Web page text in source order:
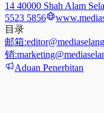
14 40000 Shah Alam
5523 5856
目录
邮箱:
销:
Aduan Penerbitan